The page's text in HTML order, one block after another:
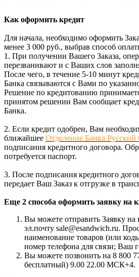
Как оформить кредит
Для начала, необходимо оформить
менее 3 000 руб., выбрав способ
1. При получении Вашего Заказа,
перезванивают и с Ваших слов
После чего, в течение 5-10 минут
Банка связываются с Вами по
Решение по кредитованию
принятом решении Вам сообщает
Банка.
2. Если кредит одобрен, Вам
ближайшее Отделение Банка Русский
подписания кредитного договора.
потребуется паспорт.
3. После подписания кредитного
передает Ваш Заказ к отгрузке в
Еще 2 способа оформить заявку на
Вы можете отправить Заявку на
эл.почту sale@esandwich.ru.
наименование товаров (или
номер телефона для связи; Ваш
Вы можете позвонить на 8 800
бесплатный) 9.00 22.00 МСК+4.